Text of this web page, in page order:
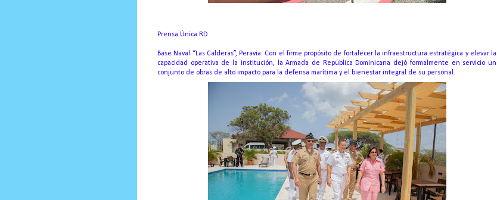
Prensa Única RD
Base Naval “Las Calderas”, Peravia. Con el firme propósito de fortalecer la infraestructura estratégica y elevar la
capacidad operativa de la institución, la Armada de República Dominicana dejó formalmente en servicio un
conjunto de obras de alto impacto para la defensa marítima y el bienestar integral de su personal.